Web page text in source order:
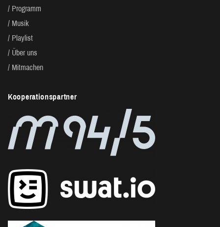
Programm
Musik
Playlist
Über uns
Mitmachen
Kooperationspartner